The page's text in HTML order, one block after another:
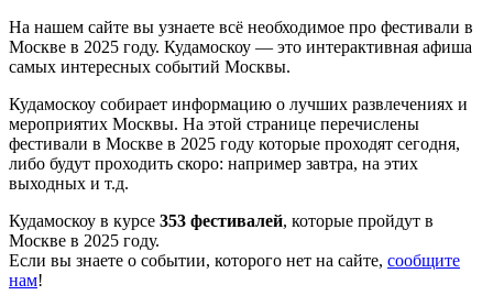
На нашем сайте вы узнаете всё необходимое про фестивали в
Москве в 2025 году. Кудамоскоу — это интерактивная афиша
самых интересных событий Москвы.
Кудамоскоу собирает информацию о лучших развлечениях и
мероприятих Москвы. На этой странице перечислены
фестивали в Москве в 2025 году которые проходят сегодня,
либо будут проходить скоро: например завтра, на этих
выходных и т.д.
Кудамоскоу в курсе 353 фестивалей, которые пройдут в
Москве в 2025 году.
Если вы знаете о событии, которого нет на сайте, сообщите
нам!